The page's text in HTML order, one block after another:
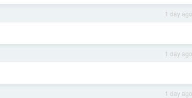
1 day ago
1 day ago
1 day ago